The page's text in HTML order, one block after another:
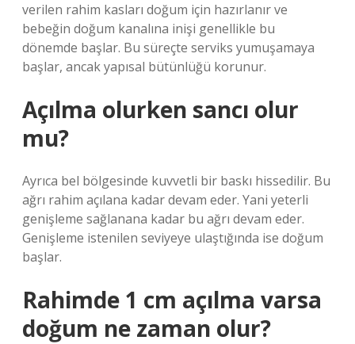
verilen rahim kasları doğum için hazırlanır ve
bebeğin doğum kanalına inişi genellikle bu
dönemde başlar. Bu süreçte serviks yumuşamaya
başlar, ancak yapısal bütünlüğü korunur.
Açılma olurken sancı olur
mu?
Ayrıca bel bölgesinde kuvvetli bir baskı hissedilir. Bu
ağrı rahim açılana kadar devam eder. Yani yeterli
genişleme sağlanana kadar bu ağrı devam eder.
Genişleme istenilen seviyeye ulaştığında ise doğum
başlar.
Rahimde 1 cm açılma varsa
doğum ne zaman olur?